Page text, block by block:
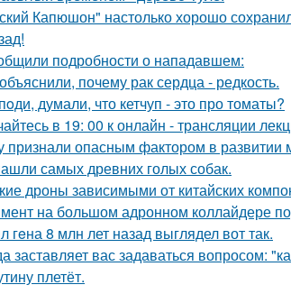
Капюшон" настолько хорошо
подробности о нападавшем:
почему рак сердца - редкость.
думали, что кетчуп - это про томаты?
в 19: 00 к онлайн - трансляции
признали опасным фактором в развитии
самых древних голых собак.
дроны зависимыми от китайских
на большом адронном коллайдере
гeна 8 млн лет назад выглядел вот так.
заставляет вас задаваться вопросом:
плетёт.